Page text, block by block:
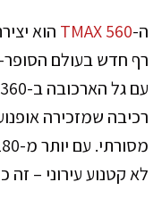
ה-TMAX 560 הוא
רף חדש בעולם הסופר-
רכיבה שמזכירה
לא קטנוע עירוני –